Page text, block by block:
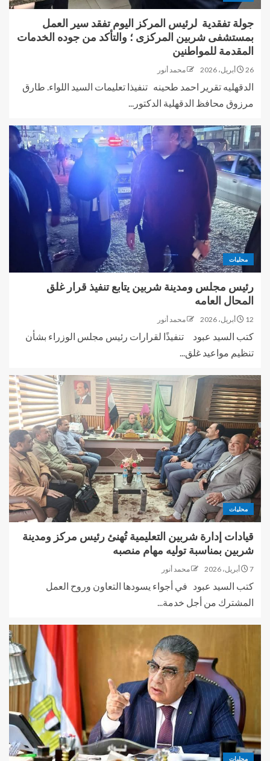
جولة تفقدية لرئيس المركز اليوم تفقد سير العمل
بمستشفى شربين المركزى ؛ والتأكد من جوده الخدمات
المقدمة للمواطنين
26 أبريل، 2026 محمد أنور
الدقهليه تقرير احمد طحينه تنفيذا تعليمات السيد اللواء. طارق
مرزوق محافظ الدقهلية الدكتور...
محليات
رئيس مجلس ومدينة شربين يتابع تنفيذ قرار غلق
المحال العامه
12 أبريل، 2026 محمد أنور
كتب السيد عبود تنفيذًا لقرارات رئيس مجلس الوزراء بشأن
تنظيم مواعيد غلق...
محليات
قيادات إدارة شربين التعليمية تُهنئ رئيس مركز ومدينة
شربين بمناسبة توليه مهام منصبه
7 أبريل، 2026 محمد أنور
كتب السيد عبود في أجواء يسودها التعاون وروح العمل
المشترك من أجل خدمة...
محليات